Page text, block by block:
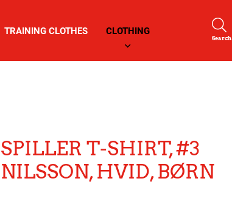
TRAINING CLOTHES CLOTHING
Search
SPILLER T-SHIRT, #3
NILSSON, HVID, BØRN